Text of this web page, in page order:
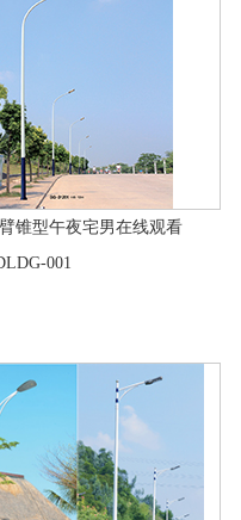
锥型午夜宅男在线观看
001